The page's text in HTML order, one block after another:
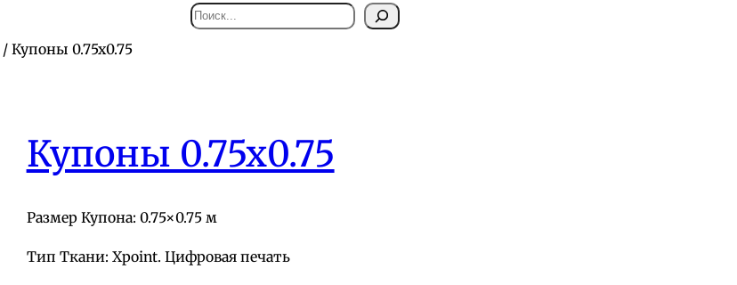
Поиск
/ Купоны 0.75х0.75
Купоны 0.75х0.75
Размер Купона: 0.75×0.75 м
Тип Ткани: Xpoint. Цифровая печать